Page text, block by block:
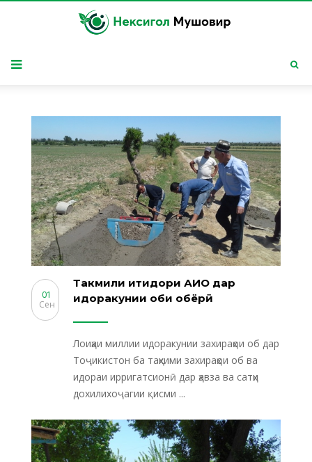
Такмили иқтидори АИО дар
идоракунии оби обёрӣ
01
Сен
Лоиҳаи миллии идоракунии захираҳои об дар
Тоҷикистон ба таҳкими захираҳои об ва
идораи ирригатсионӣ дар ҳавза ва сатҳи
дохилихоҷагии қисми ...